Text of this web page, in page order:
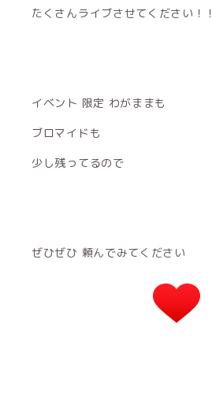
たくさんライブさせてください！！
イベント 限定 わがままも
ブロマイドも
少し残ってるので
ぜひぜひ 頼んでみてください